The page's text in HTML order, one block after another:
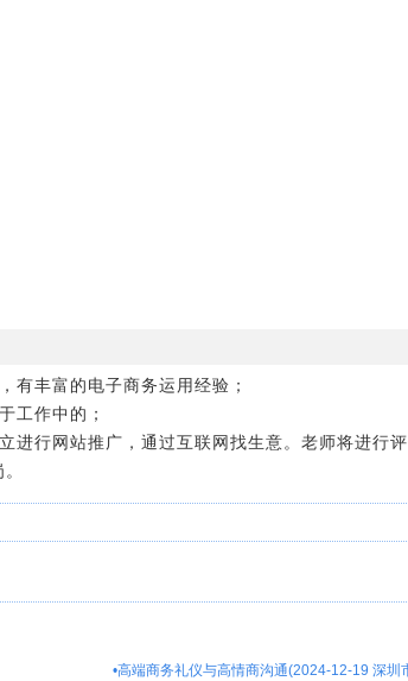
有丰富的电子商务运用经验；
工作中的；
进行网站推广，通过互联网找生意。老师将进行
•高端商务礼仪与高情商沟通(2024-12-19 深圳